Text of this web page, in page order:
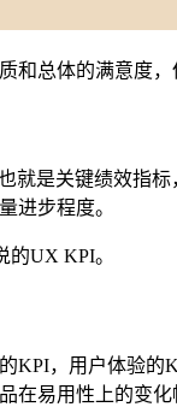
和总体的满意度
也就是关键绩效
进步程度。
UX KPI。
KPI，用户体验
在易用性上的变化